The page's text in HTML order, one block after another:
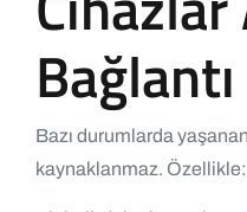
Bağlantı
Bazı durumlarda
kaynaklanmaz. Özellikle: